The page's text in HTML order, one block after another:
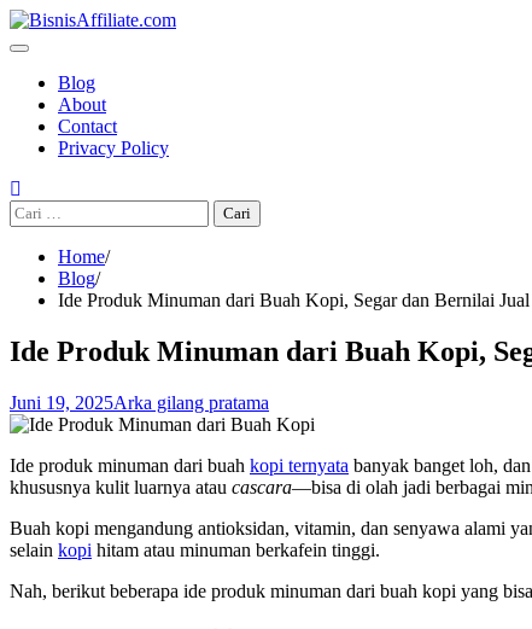
Skip
to
Blog
About
Contact
Privacy Policy
Cari
untuk:
Home
Blog
Ide Produk Minuman dari Buah Kopi, Segar dan Bernilai
Ide Produk Minuman dari Buah Kopi,
Juni 19, 2025Arka gilang pratama
Ide produk minuman dari buah kopi ternyata banyak banget loh,
khususnya kulit luarnya atau cascara—bisa di olah jadi berbagai
Buah kopi mengandung antioksidan, vitamin, dan senyawa alami
selain kopi hitam atau minuman berkafein tinggi.
Nah, berikut beberapa ide produk minuman dari buah kopi yang